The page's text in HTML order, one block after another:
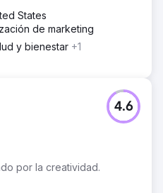
States
de marketing
y bienestar +1
por la creatividad.
4.6